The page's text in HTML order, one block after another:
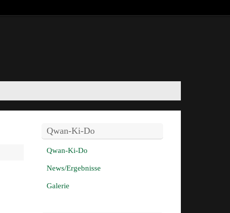
Qwan-Ki-Do
Qwan-Ki-Do
News/Ergebnisse
Galerie